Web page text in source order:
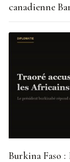
canadienne
Burkina Faso